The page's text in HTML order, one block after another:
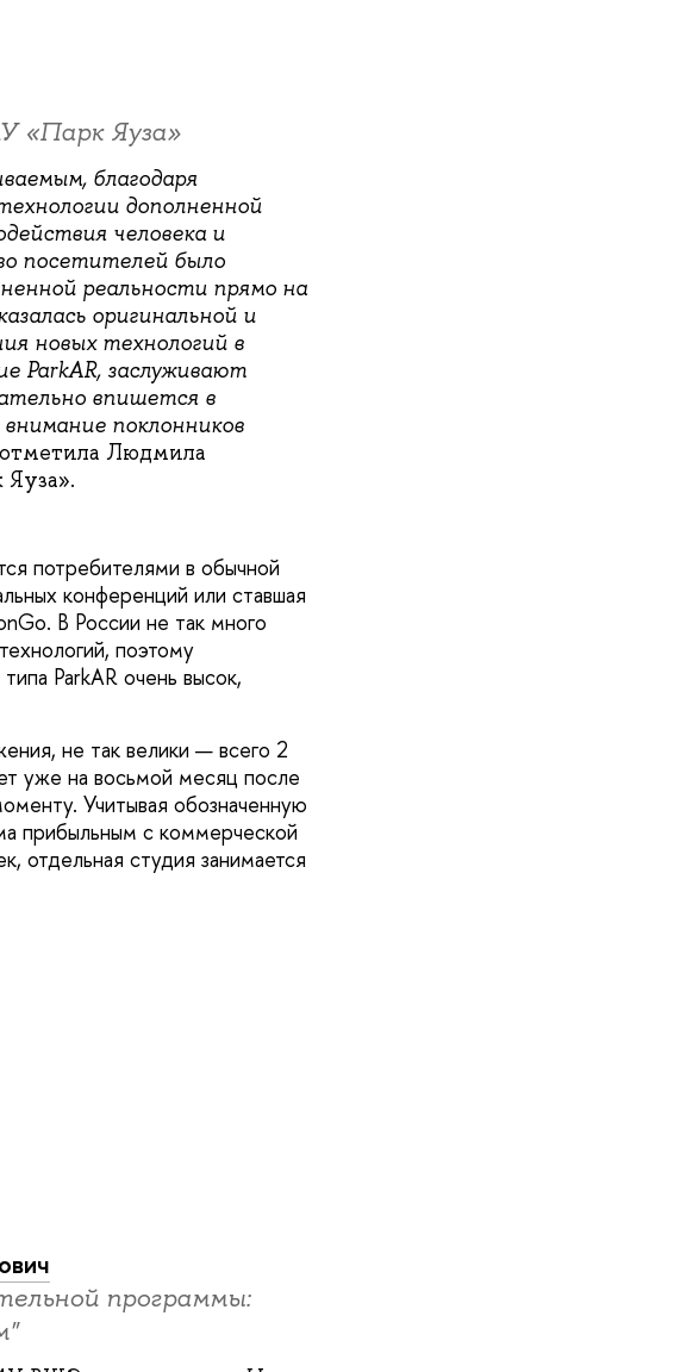
«Парк Яуза»
благодаря
дополненной
человека и
посетителей было
реальности прямо на
оригинальной и
новых технологий в
ParkAR, заслуживают
впишется в
поклонников
Людмила
потребителями в обычной
конференций или ставшая
В России не так много
поэтому
ParkAR очень высок,
не так велики — всего 2
уже на восьмой месяц после
Учитывая обозначенную
прибыльным с коммерческой
отдельная студия занимается
программы: